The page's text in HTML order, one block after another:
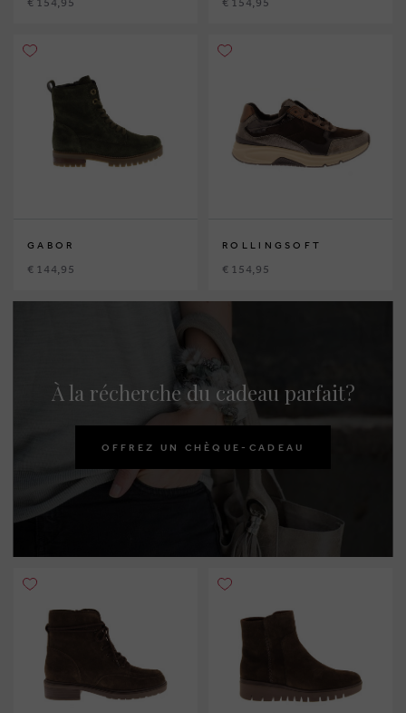
GABOR
€ 144,95
ROLLINGSOFT
€ 154,95
À la récherche du cadeau parfait?
OFFREZ UN CHÈQUE-CADEAU